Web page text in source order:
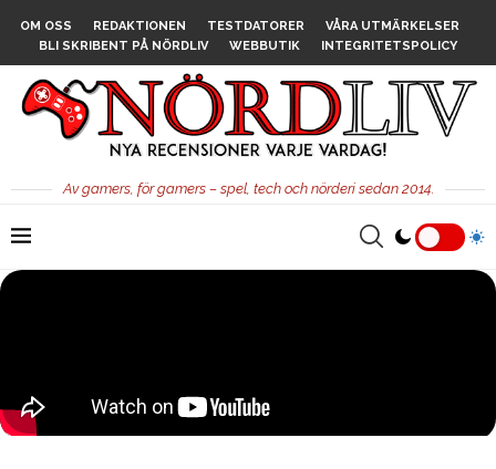
OM OSS REDAKTIONEN TESTDATORER
VÅRA UTMÄRKELSER
BLI SKRIBENT PÅ NÖRDLIV
WEBBUTIK INTEGRITETSPOLICY
Av gamers, för gamers – spel, tech och nörderi sedan 2014.